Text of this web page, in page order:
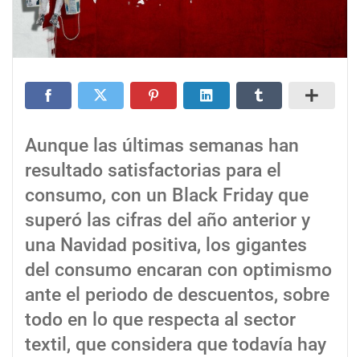
Aunque las últimas semanas han
resultado satisfactorias para el
consumo, con un Black Friday que
superó las cifras del año anterior y
una Navidad positiva, los gigantes
del consumo encaran con optimismo
ante el periodo de descuentos, sobre
todo en lo que respecta al sector
textil, que considera que todavía hay